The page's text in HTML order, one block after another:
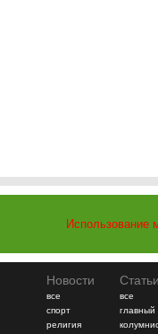
Использование
Новости
все
спорт
религия
Статьи
все
главный